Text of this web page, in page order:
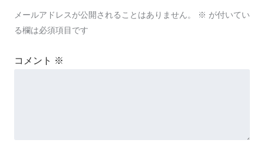
メールアドレスが公開されることはありません。 ※ が付いてい
る欄は必須項目です
コメント ※